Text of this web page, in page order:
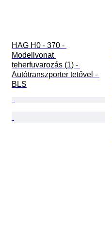
HAG H0 - 370 -
Modellvonat
teherfuvarozás (1) -
Autótranszporter tetővel -
BLS